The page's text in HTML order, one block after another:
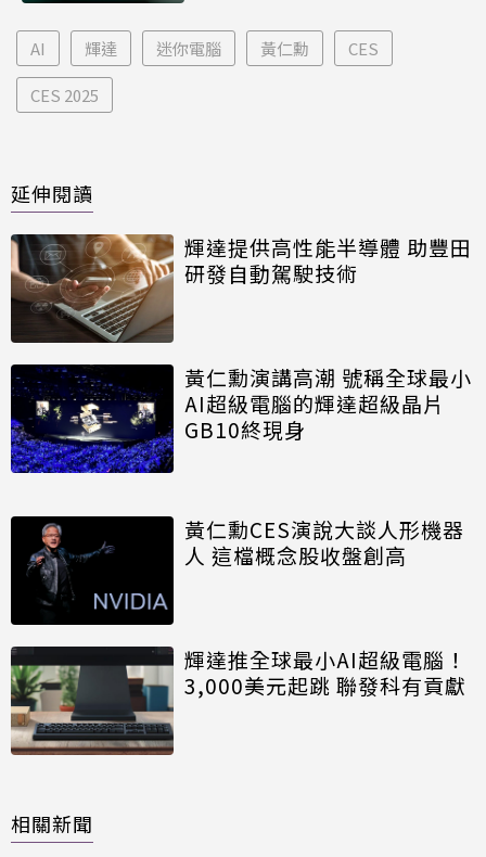
AI 輝達 迷你電腦 黃仁勳 CES
CES 2025
延伸閱讀
輝達提供高性能半導體 助豐田
研發自動駕駛技術
黃仁勳演講高潮 號稱全球最小
AI超級電腦的輝達超級晶片
GB10終現身
黃仁勳CES演說大談人形機器
人 這檔概念股收盤創高
輝達推全球最小AI超級電腦！
3,000美元起跳 聯發科有貢獻
相關新聞